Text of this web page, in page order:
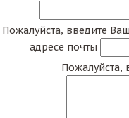
Пожалуйста, введите
адресе почты
Пожалуйста,